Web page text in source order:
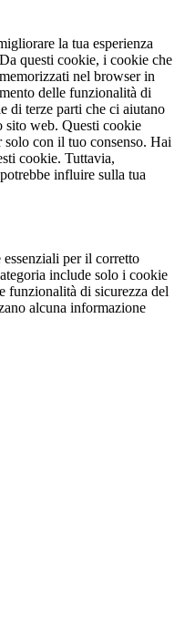
la tua esperienza
questi cookie, i cookie che
nel browser in
delle funzionalità di
di terze parti che ci aiutano
sito web. Questi cookie
con il tuo consenso. Hai
cookie. Tuttavia,
influire sulla tua
essenziali per il corretto
include solo i cookie
funzionalità di sicurezza del
alcuna informazione